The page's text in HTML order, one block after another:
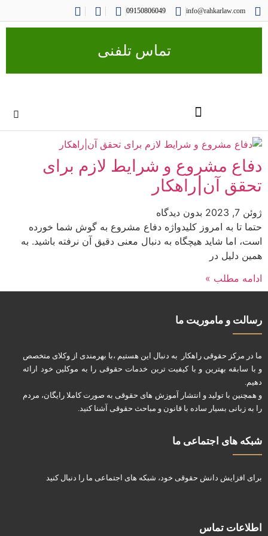
info@rahkarlaw.com
09150806049
تماس تلفنی
دفاع مشروع و شرایط لازم برای
تحقق آن|راهکار
ژوئن 7, 2023
بدون دیدگاه
حتما تا به امروز کلیدواژه دفاع مشروع به گوش شما خورده
است، اما شاید هیچگاه به دنبال معنی دقیق آن نرفته باشید. به
همین دلیل در
ادامه مطلب »
رسالت و ماموریت ما
ما در مرکز حقوقی راهکار به دنبال این هستیم ،با بهرمندی از وکلای متخصص
و با سابقه بهترین و با کیفیت ترین خدمات حقوقی را به موکلین خود ارائه
دهیم.
و همچنین با تولید و انتشار آموزش های حقوقی به صورت کاملا رایگان، مردم
را به زبانی بسیار ساده با قانون و مباحث حقوقی آشنا کنید.
شبکه های اجتماعی ما
برای افزایش دانش حقوقی خود، شبکه های اجتماعی ما را دنبال کنید
اطلاعات تماس